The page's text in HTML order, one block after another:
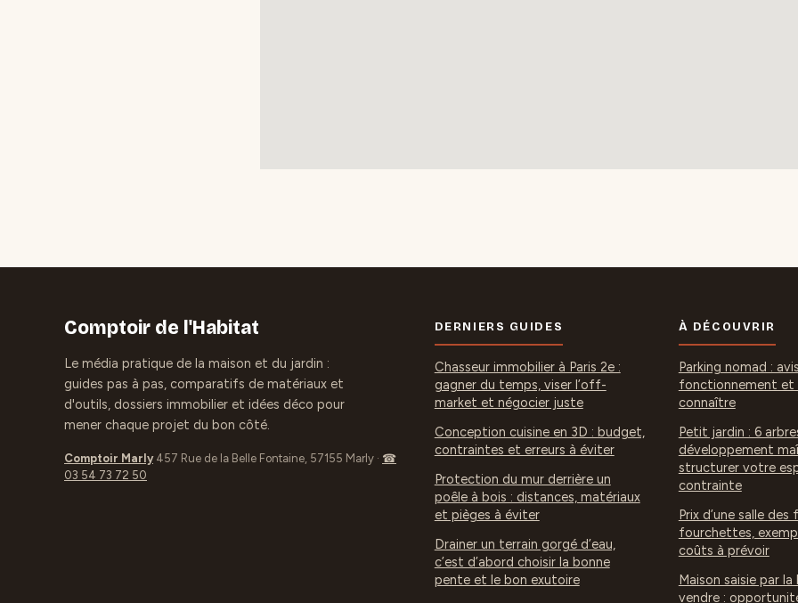
Comptoir de l'Habitat
Le média pratique de la maison et du jardin :
guides pas à pas, comparatifs de matériaux et
d'outils, dossiers immobilier et idées déco pour
mener chaque projet du bon côté.
Comptoir Marly 457 Rue de la Belle Fontaine, 57155 Marly · ☎
03 54 73 72 50
DERNIERS GUIDES
Chasseur immobilier à Paris 2e :
gagner du temps, viser l’off-
market et négocier juste
Conception cuisine en 3D : budget,
contraintes et erreurs à éviter
Protection du mur derrière un
poêle à bois : distances, matériaux
et pièges à éviter
Drainer un terrain gorgé d’eau,
c’est d’abord choisir la bonne
pente et le bon exutoire
À DÉCOUVRIR
Parking nomad :
fonctionnement et
connaître
Petit jardin : 6
développement
structurer votre
contrainte
Prix d’une salle des
fourchettes,
coûts à prévoir
Maison saisie par la
vendre :